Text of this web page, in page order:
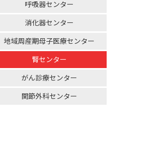
呼吸器センター
消化器センター
地域周産期母子医療センター
腎センター
がん診療センター
関節外科センター